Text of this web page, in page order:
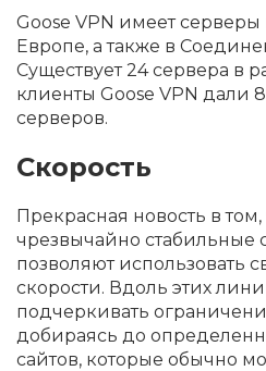
Goose VPN имеет
Европе, а также в
Существует 24 сервера в
клиенты Goose VPN дали
серверов.
Скорость
Прекрасная новость в том,
чрезвычайно стабильные
позволяют использовать
скорости. Вдоль этих
подчеркивать
добираясь до
сайтов, которые обычно